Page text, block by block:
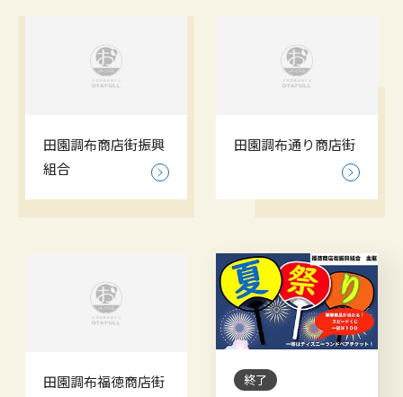
田園調布商店街振興
組合
田園調布通り商店街
田園調布福徳商店街
終了